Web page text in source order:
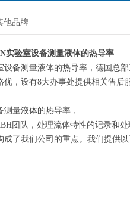
他品牌
实验室设备测量液体的热导率
设备测量液体的热导率 ， 德国 总
优，设有8大办事处提供相关售后
量液体的热导率，
团队，处理流体特性的记录和处
成了我们公司的重点。我们提供